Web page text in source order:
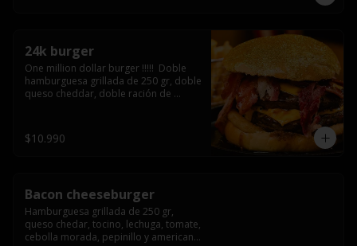
24k burger
One million dollar burger !!!!!  Doble
hamburguesa grillada de 250 gr, doble
queso cheddar, doble ración de
gold glitter
$10.990
Bacon cheeseburger
Hamburguesa grillada de 250 gr,
queso chedar, tocino, lechuga, tomate,
cebolla morada, pepinillo y american